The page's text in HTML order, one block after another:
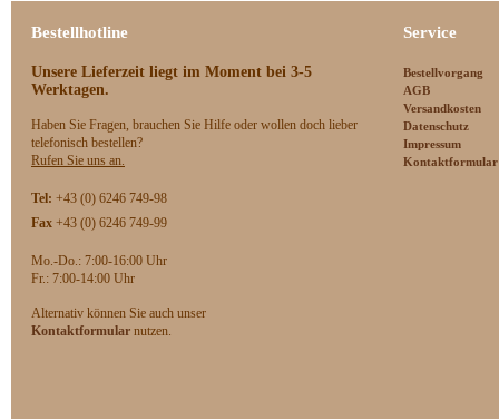
Bestellhotline
Unsere Lieferzeit liegt im Moment bei 3-5
Werktagen.
Haben Sie Fragen, brauchen Sie Hilfe oder wollen doch lieber
telefonisch bestellen?
Rufen Sie uns an.
Tel: +43 (0) 6246 749-98
Fax +43 (0) 6246 749-99
Mo.-Do.: 7:00-16:00 Uhr
Fr.: 7:00-14:00 Uhr
Alternativ können Sie auch unser
Kontaktformular nutzen.
Service
Bestellvorgang
AGB
Versandkosten
Datenschutz
Impressum
Kontaktformular